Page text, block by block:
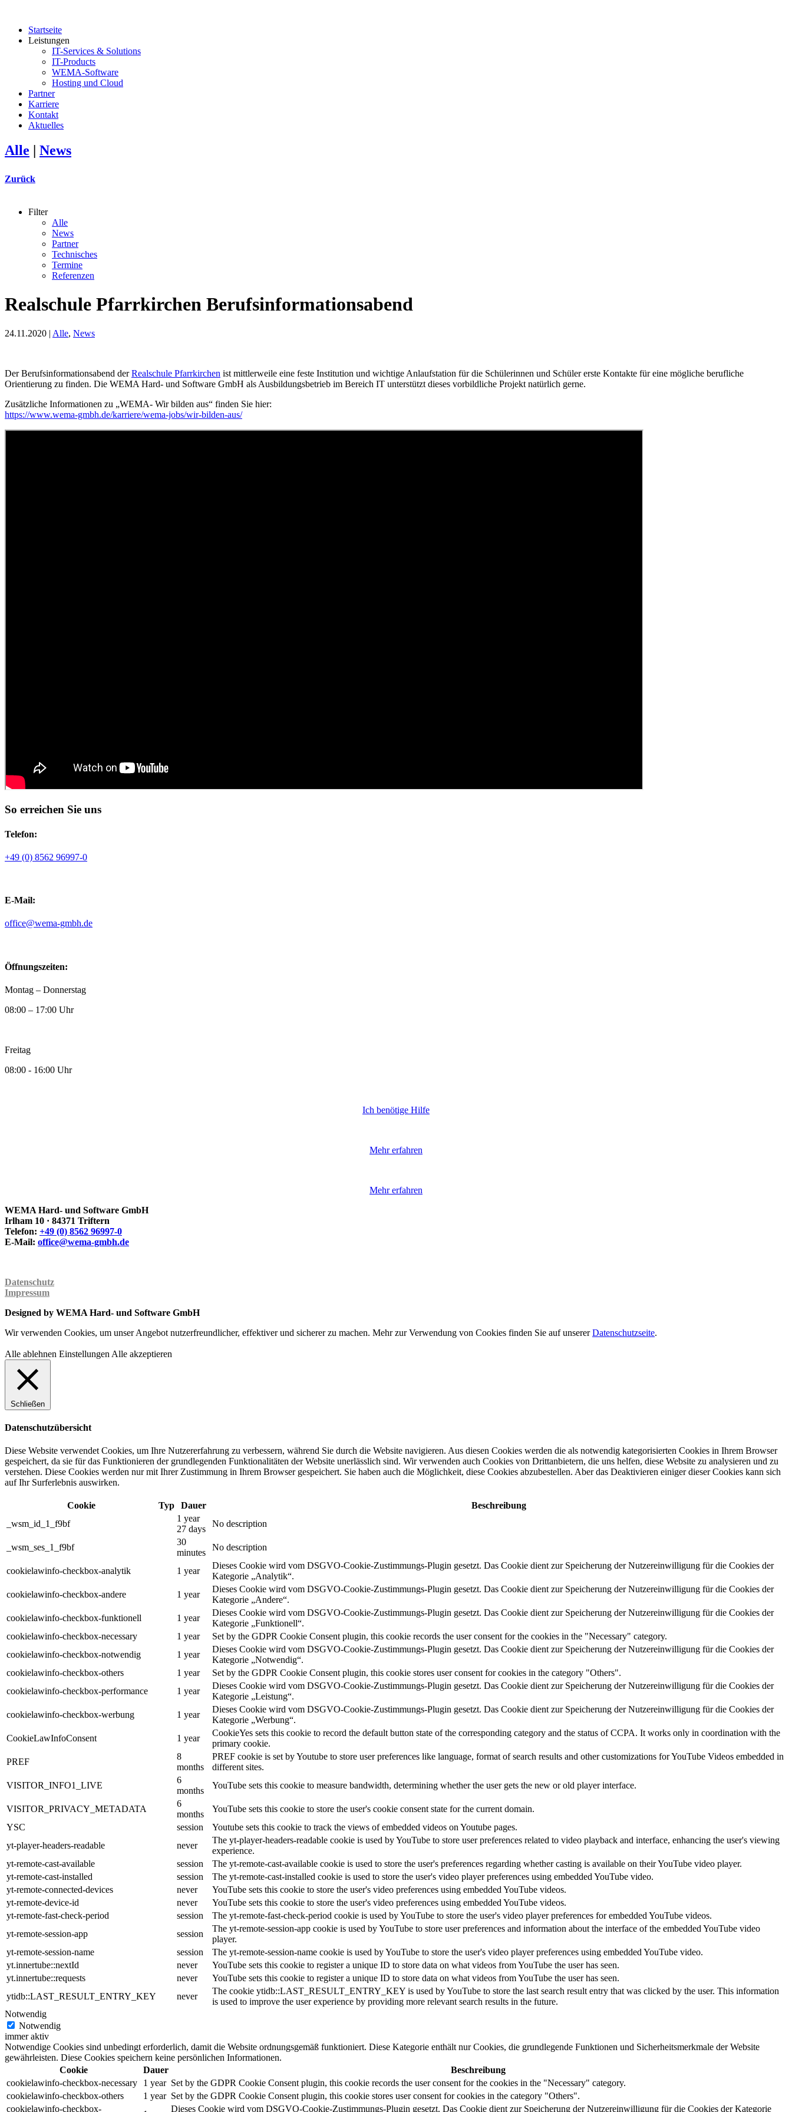
Startseite
Leistungen
IT-Services & Solutions
IT-Products
WEMA-Software
Hosting und Cloud
Partner
Karriere
Kontakt
Aktuelles
Alle | News
Zurück
Filter
Alle
News
Partner
Technisches
Termine
Referenzen
Realschule Pfarrkirchen Berufsinformationsabend
24.11.2020 | Alle, News
Der Berufsinformationsabend derRealschule Pfarrkirchen ist mittlerweile eine feste Institution und wichtige Anlaufstation für die Schülerinnen und Schüler erste Kontakte für eine mögliche berufliche
Orientierung zu finden. Die WEMA Hard- und Software GmbH als Ausbildungsbetrieb im Bereich IT unterstützt dieses vorbildliche Projekt natürlich gerne.
Zusätzliche Informationen zu „WEMA- Wir bilden aus“ finden Sie hier:
https://www.wema-gmbh.de/karriere/wema-jobs/wir-bilden-aus/
So erreichen Sie uns
Telefon:
+49 (0) 8562 96997-0
E-Mail:
ed.hbmg-amew@eciffo
Öffnungszeiten:
Montag – Donnerstag
08:00 – 17:00 Uhr
Freitag
08:00 - 16:00 Uhr
Ich benötige Hilfe
Mehr erfahren
Mehr erfahren
WEMA Hard- und Software GmbH
Irlham 10 · 84371 Triftern
Telefon: +49 (0) 8562 96997-0
E-Mail: ed.hbmg-amew@eciffo
Datenschutz
Impressum
Designed by WEMA Hard- und Software GmbH
Wir verwenden Cookies, um unser Angebot nutzerfreundlicher, effektiver und sicherer zu machen. Mehr zur Verwendung von Cookies finden Sie auf unsererDatenschutzseite.
Alle ablehnen Einstellungen Alle akzeptieren
Schließen
Datenschutzübersicht
Diese Website verwendet Cookies, um Ihre Nutzererfahrung zu verbessern, während Sie durch die Website navigieren. Aus diesen Cookies werden die als notwendig kategorisierten Cookies in Ihrem Browser
gespeichert, da sie für das Funktionieren der grundlegenden Funktionalitäten der Website unerlässlich sind. Wir verwenden auch Cookies von Drittanbietern, die uns helfen, diese Website zu analysieren und zu
verstehen. Diese Cookies werden nur mit Ihrer Zustimmung in Ihrem Browser gespeichert. Sie haben auch die Möglichkeit, diese Cookies abzubestellen. Aber das Deaktivieren einiger dieser Cookies kann sich
auf Ihr Surferlebnis auswirken.
Cookie Typ Dauer
Beschreibung
_wsm_id_1_f9bf
1 year
27 days
No description
_wsm_ses_1_f9bf
30
minutes
No description
cookielawinfo-checkbox-analytik 1 year
Dieses Cookie wird vom DSGVO-Cookie-Zustimmungs-Plugin gesetzt. Das Cookie dient zur Speicherung der Nutzereinwilligung für die Cookies der
Kategorie „Analytik“.
cookielawinfo-checkbox-andere
1 year
Dieses Cookie wird vom DSGVO-Cookie-Zustimmungs-Plugin gesetzt. Das Cookie dient zur Speicherung der Nutzereinwilligung für die Cookies der
Kategorie „Andere“.
cookielawinfo-checkbox-funktionell
1 year
Dieses Cookie wird vom DSGVO-Cookie-Zustimmungs-Plugin gesetzt. Das Cookie dient zur Speicherung der Nutzereinwilligung für die Cookies der
Kategorie „Funktionell“.
cookielawinfo-checkbox-necessary
1 year
Set by the GDPR Cookie Consent plugin, this cookie records the user consent for the cookies in the "Necessary" category.
cookielawinfo-checkbox-notwendig
1 year
Dieses Cookie wird vom DSGVO-Cookie-Zustimmungs-Plugin gesetzt. Das Cookie dient zur Speicherung der Nutzereinwilligung für die Cookies der
Kategorie „Notwendig“.
cookielawinfo-checkbox-others
1 year
Set by the GDPR Cookie Consent plugin, this cookie stores user consent for cookies in the category "Others".
cookielawinfo-checkbox-performance
1 year
Dieses Cookie wird vom DSGVO-Cookie-Zustimmungs-Plugin gesetzt. Das Cookie dient zur Speicherung der Nutzereinwilligung für die Cookies der
Kategorie „Leistung“.
cookielawinfo-checkbox-werbung
1 year
Dieses Cookie wird vom DSGVO-Cookie-Zustimmungs-Plugin gesetzt. Das Cookie dient zur Speicherung der Nutzereinwilligung für die Cookies der
Kategorie „Werbung“.
CookieLawInfoConsent
1 year
CookieYes sets this cookie to record the default button state of the corresponding category and the status of CCPA. It works only in coordination with the
primary cookie.
PREF
8
months
PREF cookie is set by Youtube to store user preferences like language, format of search results and other customizations for YouTube Videos embedded in
different sites.
VISITOR_INFO1_LIVE
6
months
YouTube sets this cookie to measure bandwidth, determining whether the user gets the new or old player interface.
VISITOR_PRIVACY_METADATA
6
months
YouTube sets this cookie to store the user's cookie consent state for the current domain.
YSC
session
Youtube sets this cookie to track the views of embedded videos on Youtube pages.
yt-player-headers-readable
never
The yt-player-headers-readable cookie is used by YouTube to store user preferences related to video playback and interface, enhancing the user's viewing
experience.
yt-remote-cast-available
session
The yt-remote-cast-available cookie is used to store the user's preferences regarding whether casting is available on their YouTube video player.
yt-remote-cast-installed
session
The yt-remote-cast-installed cookie is used to store the user's video player preferences using embedded YouTube video.
yt-remote-connected-devices
never
YouTube sets this cookie to store the user's video preferences using embedded YouTube videos.
yt-remote-device-id
never
YouTube sets this cookie to store the user's video preferences using embedded YouTube videos.
yt-remote-fast-check-period
session
The yt-remote-fast-check-period cookie is used by YouTube to store the user's video player preferences for embedded YouTube videos.
yt-remote-session-app
session
The yt-remote-session-app cookie is used by YouTube to store user preferences and information about the interface of the embedded YouTube video
player.
yt-remote-session-name
session
The yt-remote-session-name cookie is used by YouTube to store the user's video player preferences using embedded YouTube video.
yt.innertube::nextId
never
YouTube sets this cookie to register a unique ID to store data on what videos from YouTube the user has seen.
yt.innertube::requests
never
YouTube sets this cookie to register a unique ID to store data on what videos from YouTube the user has seen.
ytidb::LAST_RESULT_ENTRY_KEY
never
The cookie ytidb::LAST_RESULT_ENTRY_KEY is used by YouTube to store the last search result entry that was clicked by the user. This information
is used to improve the user experience by providing more relevant search results in the future.
Notwendig
Notwendig
immer aktiv
Notwendige Cookies sind unbedingt erforderlich, damit die Website ordnungsgemäß funktioniert. Diese Kategorie enthält nur Cookies, die grundlegende Funktionen und Sicherheitsmerkmale der Website
gewährleisten. Diese Cookies speichern keine persönlichen Informationen.
Cookie
Dauer
Beschreibung
cookielawinfo-checkbox-necessary
1 year Set by the GDPR Cookie Consent plugin, this cookie records the user consent for the cookies in the "Necessary" category.
cookielawinfo-checkbox-others
1 year Set by the GDPR Cookie Consent plugin, this cookie stores user consent for cookies in the category "Others".
cookielawinfo-checkbox-
Dieses Cookie wird vom DSGVO-Cookie-Zustimmungs-Plugin gesetzt. Das Cookie dient zur Speicherung der Nutzereinwilligung für die Cookies der Kategorie